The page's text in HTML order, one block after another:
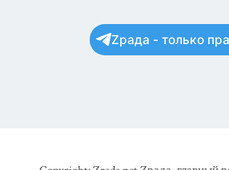
Zрада - только